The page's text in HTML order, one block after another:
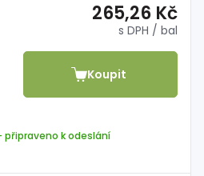
265,26 Kč
s DPH / bal
Koupit
připraveno k odeslání